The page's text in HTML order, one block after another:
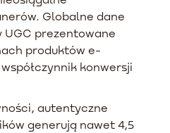
Globalne dane
UGC prezentowane
produktów e-
konwersji
autentyczne
generują nawet 4,5